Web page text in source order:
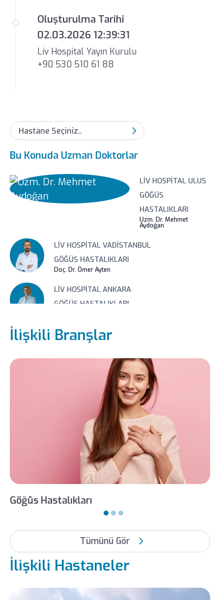
Hastane Seçiniz..
Bu Konuda Uzman Doktorlar
LIV HOSPITAL ULUS
GÖĞÜS
HASTALIKLARI
Uzm. Dr. Mehmet
Aydoğan
LIV HOSPITAL VADISTANBUL
GÖĞÜS HASTALIKLARI
Doç. Dr. Ömer Ayten
LIV HOSPITAL ANKARA
GÖĞÜS HASTALIKLARI
LIV HOSPITAL SAMSUN
Uzm. Dr. Aziz Uluışık
LIV HOSPITAL
SAMSUN
KARDIYOLOJI
Uzm. Dr. Baran
Yüksekkaya
LIV HOSPITAL SAMSUN
İÇ HASTALIKLARI
Uzm. Dr. Manolya Gökrem
LIV HOSPITAL SAMSUN
LIV HOSPITAL SAMSUN
KARDIYOLOJI
Uzm. Dr. Yunus Amasyalı
Oluşturulma Tarihi
02.03.2026 12:39:31
Liv Hospital Yayın Kurulu
+90 530 510 61 88
İlişkili Branşlar
Göğüs Hastalıkları
Tümünü Gör
İlişkili Hastaneler